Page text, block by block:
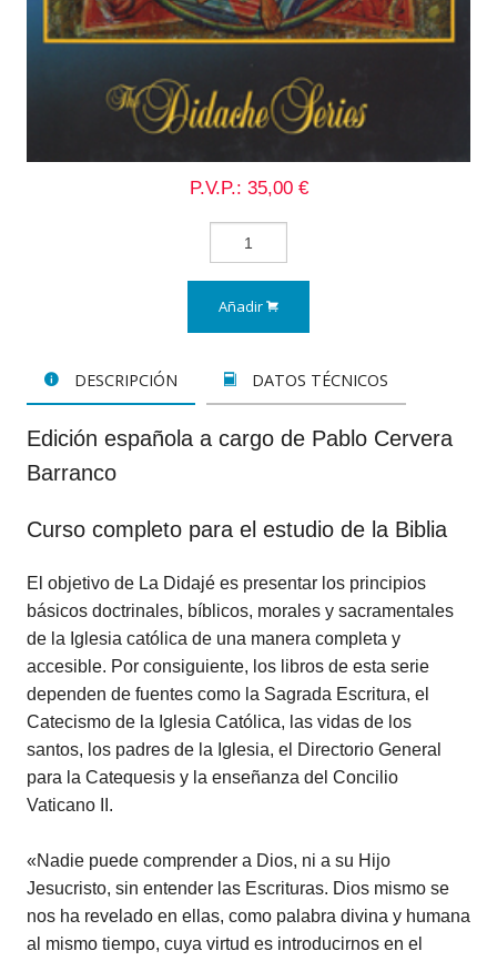
P.V.P.: 35,00 €
Añadir
DESCRIPCIÓN DATOS TÉCNICOS
Edición española a cargo de Pablo Cervera
Barranco
Curso completo para el estudio de la Biblia
El objetivo de La Didajé es presentar los principios
básicos doctrinales, bíblicos, morales y sacramentales
de la Iglesia católica de una manera completa y
accesible. Por consiguiente, los libros de esta serie
dependen de fuentes como la Sagrada Escritura, el
Catecismo de la Iglesia Católica, las vidas de los
santos, los padres de la Iglesia, el Directorio General
para la Catequesis y la enseñanza del Concilio
Vaticano II.
«Nadie puede comprender a Dios, ni a su Hijo
Jesucristo, sin entender las Escrituras. Dios mismo se
nos ha revelado en ellas, como palabra divina y humana
al mismo tiempo, cuya virtud es introducirnos en el